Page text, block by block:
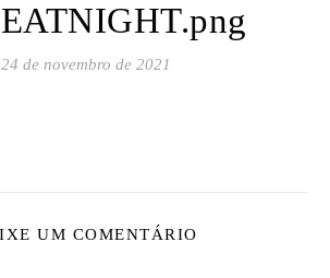
24 de novembro de 2021
UM COMENTÁRIO